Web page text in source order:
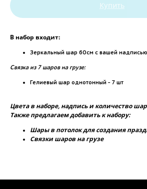
Купить
В набор входит:
Зеркальный шар 60см с вашей надписью
Связка из 7 шаров на грузе:
Гелиевый шар однотонный - 7 шт
Цвета в наборе, надпись и количество
Также предлагаем добавить к набору:
Шары в потолок для создания
Связки шаров на грузе